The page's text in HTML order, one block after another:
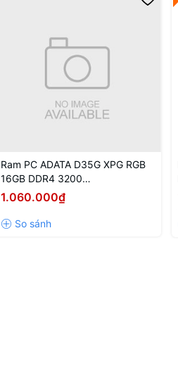
Ram PC ADATA D35G XPG RGB
16GB DDR4 3200
(AX4U320016G16A-SBKD35G)
1.060.000₫